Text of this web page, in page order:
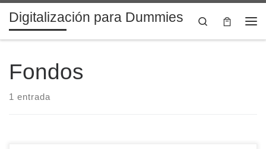
Saltar al contenido
Digitalización para Dummies
Search
Fondos
1 entrada